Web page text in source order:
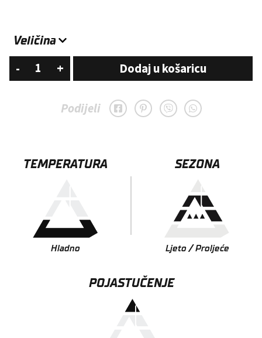
Falcon
Magenta
čarape
količina
- + Dodaj u košaricu
Podijeli
TEMPERATURA
Hladno
SEZONA
Ljeto / Proljeće
POJASTUČENJE